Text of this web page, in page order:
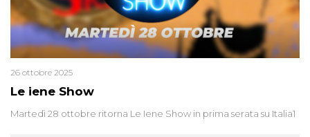
Le iene Show
26 ottobre 2025
Martedì 28 ottobre ritorna Le Iene Show in prima serata su Italia1